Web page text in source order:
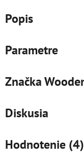
Popis
Parametre
Značka
Diskusia
Hodnotenie (4)